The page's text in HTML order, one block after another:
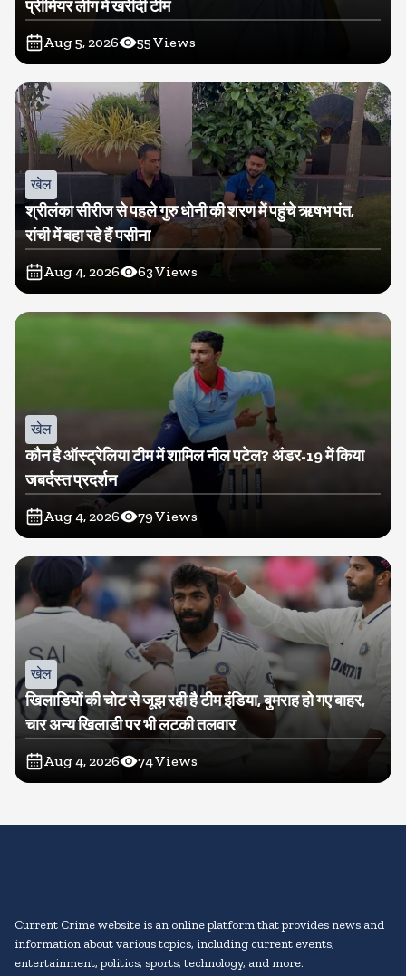
प्रीमियर लीग में खरीदी टीम
Aug 5, 2026 55Views
खेल
श्रीलंका सीरीज से पहले गुरु धोनी की शरण में पहुंचे ऋषभ पंत,
रांची में बहा रहे हैं पसीना
Aug 4, 2026 63Views
खेल
कौन है ऑस्ट्रेलिया टीम में शामिल नील पटेल? अंडर-19 में किया
जबर्दस्त प्रदर्शन
Aug 4, 2026 79Views
खेल
खिलाडियों की चोट से जूझ रही है टीम इंडिया, बुमराह हो गए बाहर,
चार अन्य खिलाडी पर भी लटकी तलवार
Aug 4, 2026 74Views
Current Crime website is an online platform that provides news and
information about various topics, including current events,
entertainment, politics, sports, technology, and more.